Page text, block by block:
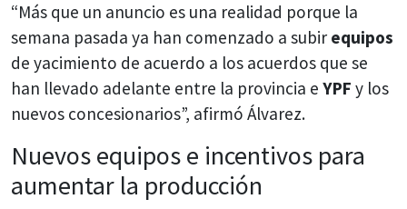
“Más que un anuncio es una realidad porque la
semana pasada ya han comenzado a subir equipos
de yacimiento de acuerdo a los acuerdos que se
han llevado adelante entre la provincia e YPF y los
nuevos concesionarios”, afirmó Álvarez.
Nuevos equipos e incentivos para
aumentar la producción